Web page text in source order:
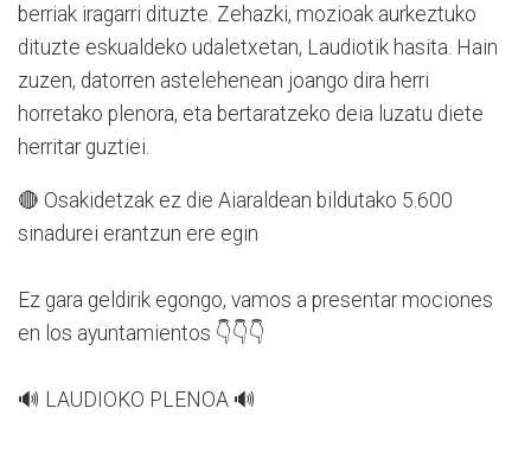
berriak iragarri dituzte. Zehazki, mozioak aurkeztuko
dituzte eskualdeko udaletxetan, Laudiotik hasita. Hain
zuzen, datorren astelehenean joango dira herri
horretako plenora, eta bertaratzeko deia luzatu diete
herritar guztiei.
🔴 Osakidetzak ez die Aiaraldean bildutako 5.600
sinadurei erantzun ere egin
Ez gara geldirik egongo, vamos a presentar mociones
en los ayuntamientos 👇👇👇
🔊 LAUDIOKO PLENOA 🔊